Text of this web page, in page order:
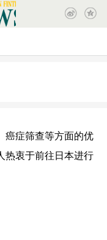
癌症筛查等方面的优
热衷于前往日本进行